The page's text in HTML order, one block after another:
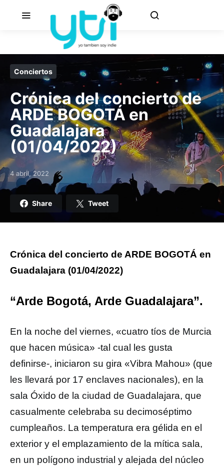
Conciertos
Crónica del concierto de
ARDE BOGOTÁ en
Guadalajara
(01/04/2022)
Posted on
4 abril, 2022
Share Tweet
Crónica del concierto de ARDE BOGOTÁ en
Guadalajara (01/04/2022)
“Arde Bogotá, Arde Guadalajara”.
En la noche del viernes, «cuatro tíos de Murcia
que hacen música» -tal cual les gusta
definirse-, iniciaron su gira «Vibra Mahou» (que
les llevará por 17 enclaves nacionales), en la
sala Óxido de la ciudad de Guadalajara, que
casualmente celebraba su decimoséptimo
cumpleaños. La temperatura era gélida en el
exterior y el emplazamiento de la mítica sala,
en un polígono industrial y alejada del núcleo